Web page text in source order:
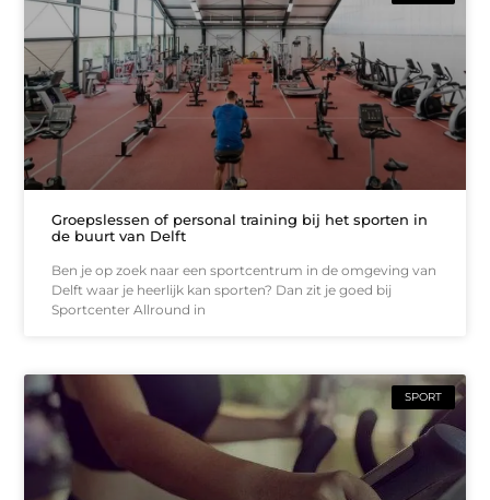
Groepslessen of personal training bij het sporten in
de buurt van Delft
Ben je op zoek naar een sportcentrum in de omgeving van
Delft waar je heerlijk kan sporten? Dan zit je goed bij
Sportcenter Allround in
SPORT